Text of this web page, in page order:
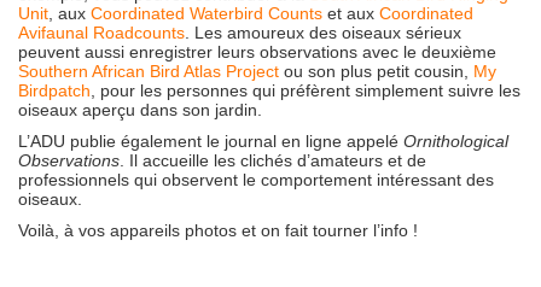
Unit, aux Coordinated Waterbird Counts et aux Coordinated
Avifaunal Roadcounts. Les amoureux des oiseaux sérieux
peuvent aussi enregistrer leurs observations avec le deuxième
Southern African Bird Atlas Project ou son plus petit cousin, My
Birdpatch, pour les personnes qui préfèrent simplement suivre les
oiseaux aperçu dans son jardin.
L’ADU publie également le journal en ligne appelé Ornithological
Observations. Il accueille les clichés d’amateurs et de
professionnels qui observent le comportement intéressant des
oiseaux.
Voilà, à vos appareils photos et on fait tourner l’info !